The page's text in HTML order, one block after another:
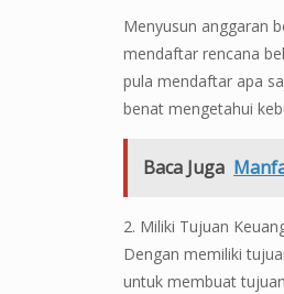
Menyusun anggaran
mendaftar rencana
pula mendaftar apa
benat mengetahui
Baca Juga
2. Miliki Tujuan
Dengan memiliki
untuk membuat